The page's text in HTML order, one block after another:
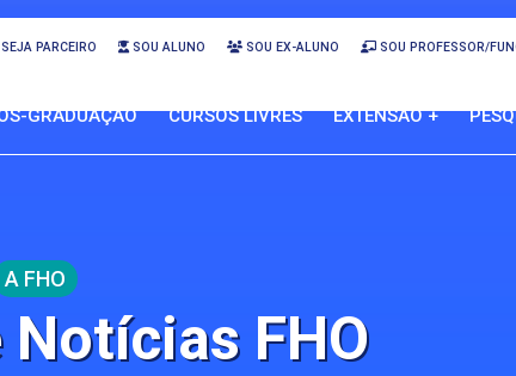
SEJA PARCEIRO SOU ALUNO SOU EX-ALUNO SOU PROFESSOR/
GRADUAÇÃO CURSOS LIVRES EXTENSÃO +
A FHO
FHO